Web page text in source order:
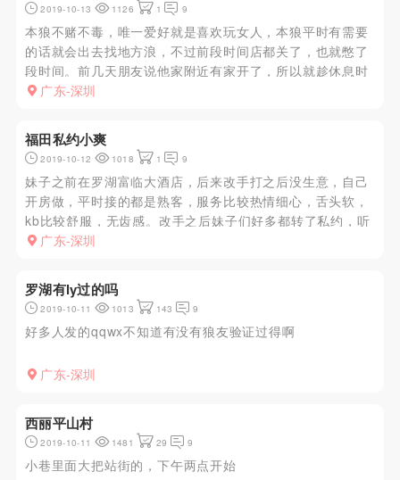
2019-10-13 1126 1 9
本狼不赌不毒，唯一爱好就是喜欢玩女人，本狼平时有需要
的话就会出去找地方浪，不过前段时间店都关了，也就憋了
段时间。前几天朋友说他家附近有家开了，所以就趁休息时
间过去看看。到了地方，里面妹子不少，自己选妃，进房
服务时间做的很足，妹子...
广东-深圳
福田私约小爽
2019-10-12 1018 1 9
妹子之前在罗湖富临大酒店，后来改手打之后没生意，自己
开房做，平时接的都是熟客，服务比较热情细心，舌头软，
kb比较舒服，无齿感。改手之后妹子们好多都转了私约，听
说最近罗湖布吉都有妹子出事，这个群体生活还是挺艰难
广东-深圳
罗湖有ly过的吗
2019-10-11 1013 143 9
好多人发的qqwx不知道有没有狼友验证过得啊
广东-深圳
西丽平山村
2019-10-11 1481 29 9
小巷里面大把站街的，下午两点开始